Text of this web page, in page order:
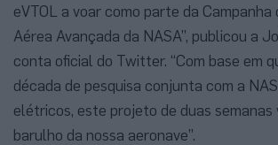
eVTOL a voar como parte da Campanha
Aérea Avançada da NASA”, publicou a
conta oficial do Twitter. “Com base em
década de pesquisa conjunta com a
elétricos, este projeto de duas semanas
barulho da nossa aeronave”.